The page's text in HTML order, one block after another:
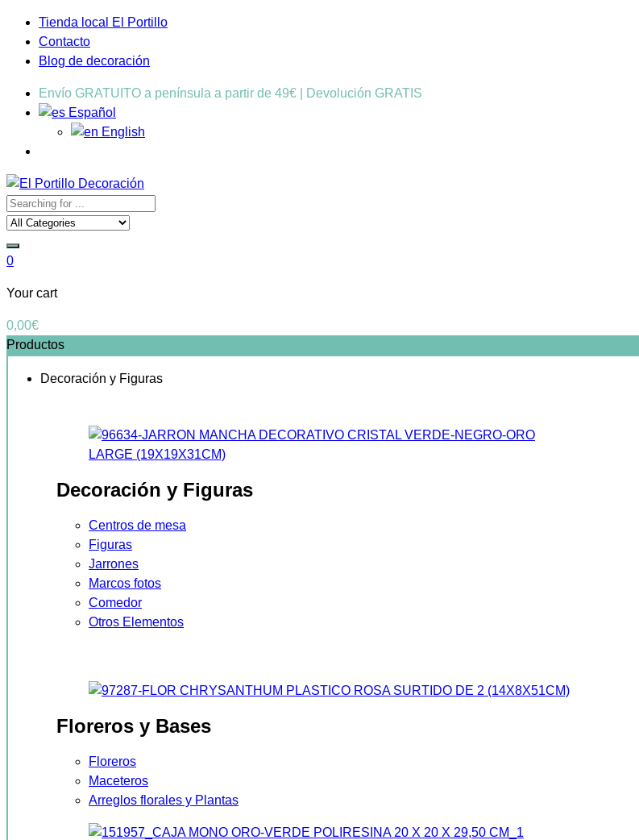
Tienda local El Portillo
Contacto
Blog de decoración
Envío GRATUITO a península a partir de 49€ | Devolución GRATIS
Español
English
0
Your cart
0,00€
Productos
Decoración y Figuras
Decoración y Figuras
Centros de mesa
Figuras
Jarrones
Marcos fotos
Comedor
Otros Elementos
Floreros y Bases
Floreros
Maceteros
Arreglos florales y Plantas